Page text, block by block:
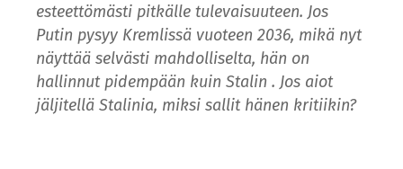
esteettömästi pitkälle tulevaisuuteen. Jos
Putin pysyy Kremlissä vuoteen 2036, mikä nyt
näyttää selvästi mahdolliselta, hän on
hallinnut pidempään kuin Stalin . Jos aiot
jäljitellä Stalinia, miksi sallit hänen kritiikin?